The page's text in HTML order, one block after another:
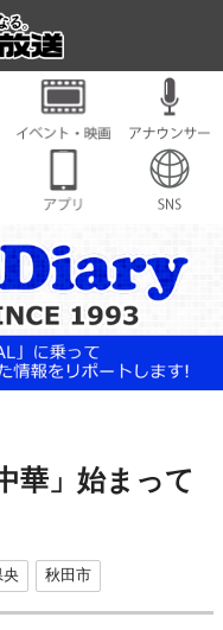
華」始まって
央 秋田市